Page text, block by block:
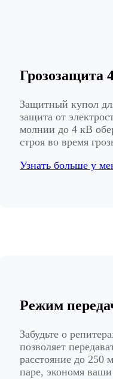
Грозозащита
Защитный купол
защита от
молнии до 4 кВ
строя во время
Узнать больше у
Режим
Забудьте о
позволяет
расстояние до 250
паре, экономя